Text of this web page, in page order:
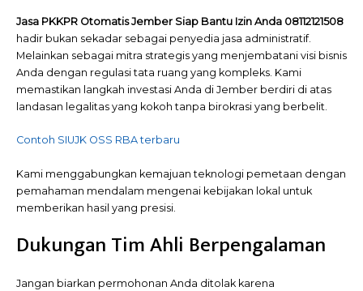
Jasa PKKPR Otomatis Jember Siap Bantu Izin Anda 08112121508
hadir bukan sekadar sebagai penyedia jasa administratif.
Melainkan sebagai mitra strategis yang menjembatani visi bisnis
Anda dengan regulasi tata ruang yang kompleks. Kami
memastikan langkah investasi Anda di Jember berdiri di atas
landasan legalitas yang kokoh tanpa birokrasi yang berbelit.
Contoh SIUJK OSS RBA terbaru
Kami menggabungkan kemajuan teknologi pemetaan dengan
pemahaman mendalam mengenai kebijakan lokal untuk
memberikan hasil yang presisi.
Dukungan Tim Ahli Berpengalaman
Jangan biarkan permohonan Anda ditolak karena